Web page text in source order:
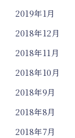
2019年1月
2018年12月
2018年11月
2018年10月
2018年9月
2018年8月
2018年7月